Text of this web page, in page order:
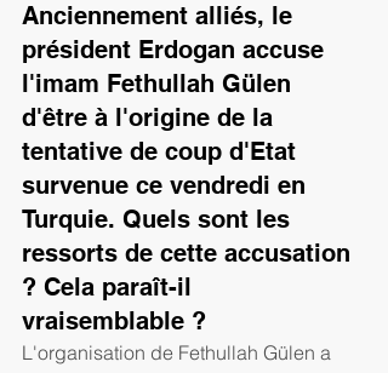
Anciennement alliés, le
président Erdogan accuse
l'imam Fethullah Gülen
d'être à l'origine de la
tentative de coup d'Etat
survenue ce vendredi en
Turquie. Quels sont les
ressorts de cette accusation
? Cela paraît-il
vraisemblable ?
L'organisation de Fethullah Gülen a